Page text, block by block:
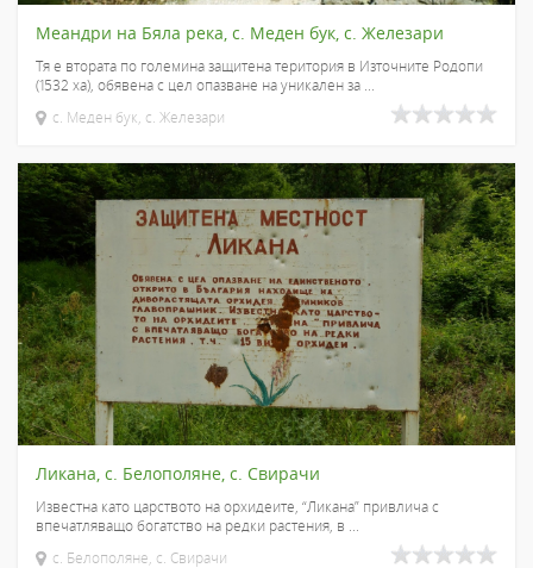
Меандри на Бяла река, с. Меден бук, с. Железари
Тя е втората по големина защитена територия в Източните Родопи
(1532 ха), обявена с цел опазване на уникален за ...
с. Меден бук, с. Железари
Ликана, с. Белополяне, с. Свирачи
Известна като царството на орхидеите, “Ликана” привлича с
впечатляващо богатство на редки растения, в ...
с. Белополяне, с. Свирачи